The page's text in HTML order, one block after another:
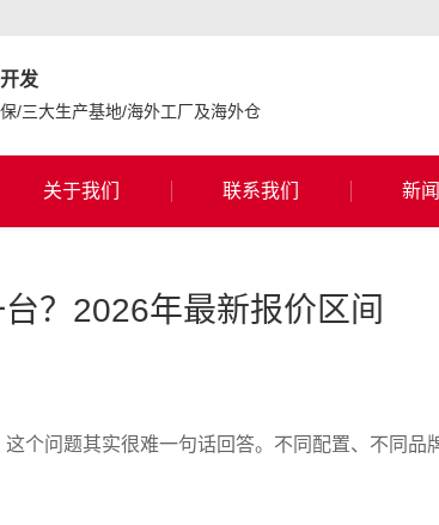
发
/三大生产基地/海外工厂及海外仓
关于我们 联系我们 新
？2026年最新报价区间
个问题其实很难一句话回答。不同配置、不同